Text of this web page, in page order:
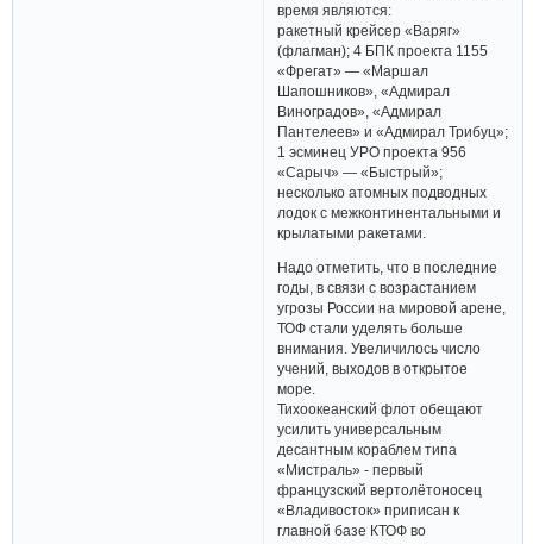
время являются:
ракетный крейсер «Варяг»
(флагман); 4 БПК проекта 1155
«Фрегат» — «Маршал
Шапошников», «Адмирал
Виноградов», «Адмирал
Пантелеев» и «Адмирал Трибуц»;
1 эсминец УРО проекта 956
«Сарыч» — «Быстрый»;
несколько атомных подводных
лодок с межконтинентальными и
крылатыми ракетами.
Надо отметить, что в последние
годы, в связи с возрастанием
угрозы России на мировой арене,
ТОФ стали уделять больше
внимания. Увеличилось число
учений, выходов в открытое
море.
Тихоокеанский флот обещают
усилить универсальным
десантным кораблем типа
«Мистраль» - первый
французский вертолётоносец
«Владивосток» приписан к
главной базе КТОФ во